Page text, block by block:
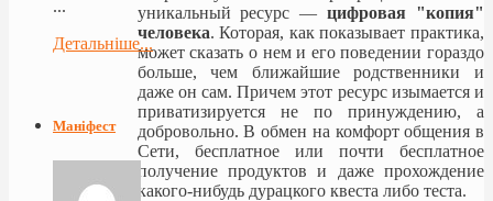
уникальный ресурс —цифровая "копия"
человека. Которая, как показывает практика,
может сказать о нем и его поведении гораздо
больше, чем ближайшие родственники и
даже он сам. Причем этот ресурс изымается и
приватизируется не по принуждению, а
добровольно. В обмен на комфорт общения в
Сети, бесплатное или почти бесплатное
получение продуктов и даже прохождение
какого-нибудь дурацкого квеста либо теста.
...
Детальніше...
Маніфест